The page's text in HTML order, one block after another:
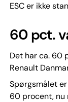
ESC er ikke
60 pct.
Det har ca. 60
Renault
Spørgsmålet
60 procent, nu